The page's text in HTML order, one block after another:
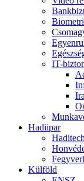
IT-
Hadiipar
Külföld